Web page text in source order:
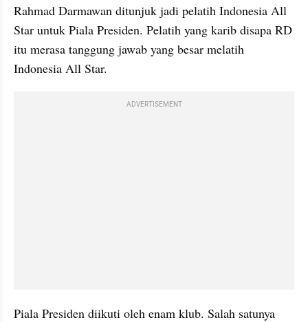
Rahmad Darmawan ditunjuk jadi pelatih Indonesia All
Star untuk Piala Presiden. Pelatih yang karib disapa RD
itu merasa tanggung jawab yang besar melatih
Indonesia All Star.
ADVERTISEMENT
Piala Presiden diikuti oleh enam klub. Salah satunya